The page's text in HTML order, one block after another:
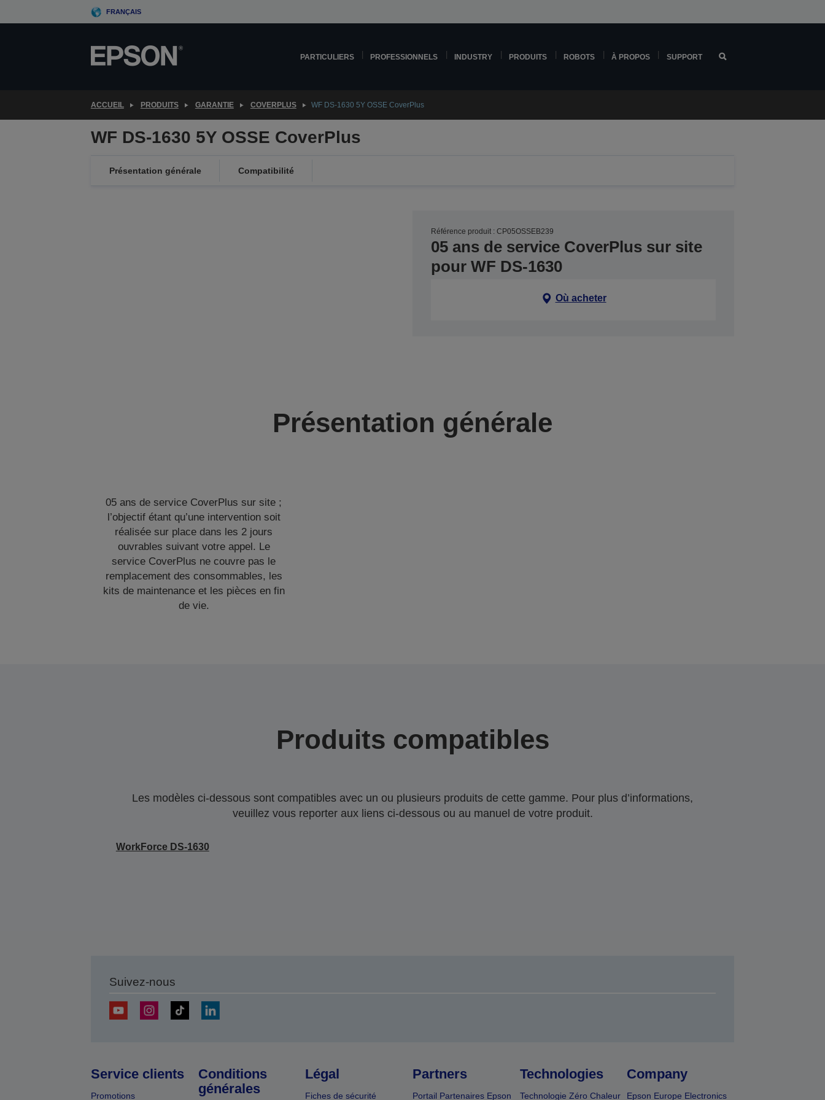
to
FRANÇAIS
PARTICULIERS PROFESSIONNELS INDUSTRY PRODUITS ROBOTS À PROPOS SUPPORT
ACCUEIL PRODUITS GARANTIE COVERPLUS WF DS-1630 5Y OSSE CoverPlus
WF DS-1630 5Y OSSE CoverPlus
Présentation générale Compatibilité
Référence produit : CP05OSSEB239
05 ans de service CoverPlus sur site
pour WF DS-1630
Où acheter
Présentation générale
05 ans de service CoverPlus sur site ;
l’objectif étant qu’une intervention soit
réalisée sur place dans les 2 jours
ouvrables suivant votre appel. Le
service CoverPlus ne couvre pas le
remplacement des consommables, les
kits de maintenance et les pièces en fin
de vie.
Produits compatibles
Les modèles ci-dessous sont compatibles avec un ou plusieurs produits de cette gamme. Pour plus d’informations,
veuillez vous reporter aux liens ci-dessous ou au manuel de votre produit.
WorkForce DS-1630
Suivez-nous
Service clients
Promotions
Conditions
générales
Légal
Fiches de sécurité
Partners
Portail Partenaires Epson
Technologies
Technologie Zéro Chaleur
Company
Epson Europe Electronics